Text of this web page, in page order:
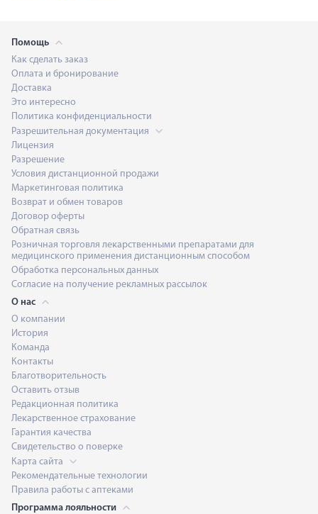
Помощь
Как сделать заказ
Оплата и бронирование
Доставка
Это интересно
Политика конфиденциальности
Разрешительная документация
Лицензия
Разрешение
Условия дистанционной продажи
Маркетинговая политика
Возврат и обмен товаров
Договор оферты
Обратная связь
Розничная торговля лекарственными препаратами для
медицинского применения дистанционным способом
Обработка персональных данных
Согласие на получение рекламных рассылок
О нас
О компании
История
Команда
Контакты
Благотворительность
Оставить отзыв
Редакционная политика
Лекарственное страхование
Гарантия качества
Свидетельство о поверке
Карта сайта
Рекомендательные технологии
Правила работы с аптеками
Программа лояльности